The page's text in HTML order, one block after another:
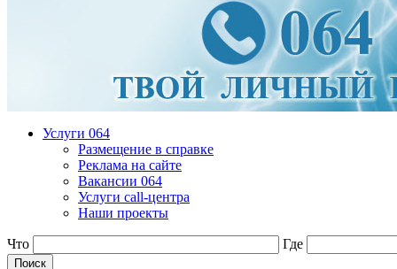
Услуги 064
Размещение в справке
Реклама на сайте
Вакансии 064
Услуги call-центра
Наши проекты
Что Где